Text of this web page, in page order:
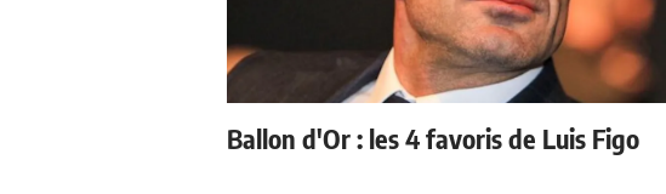
Ballon d'Or : les 4 favoris de Luis Figo